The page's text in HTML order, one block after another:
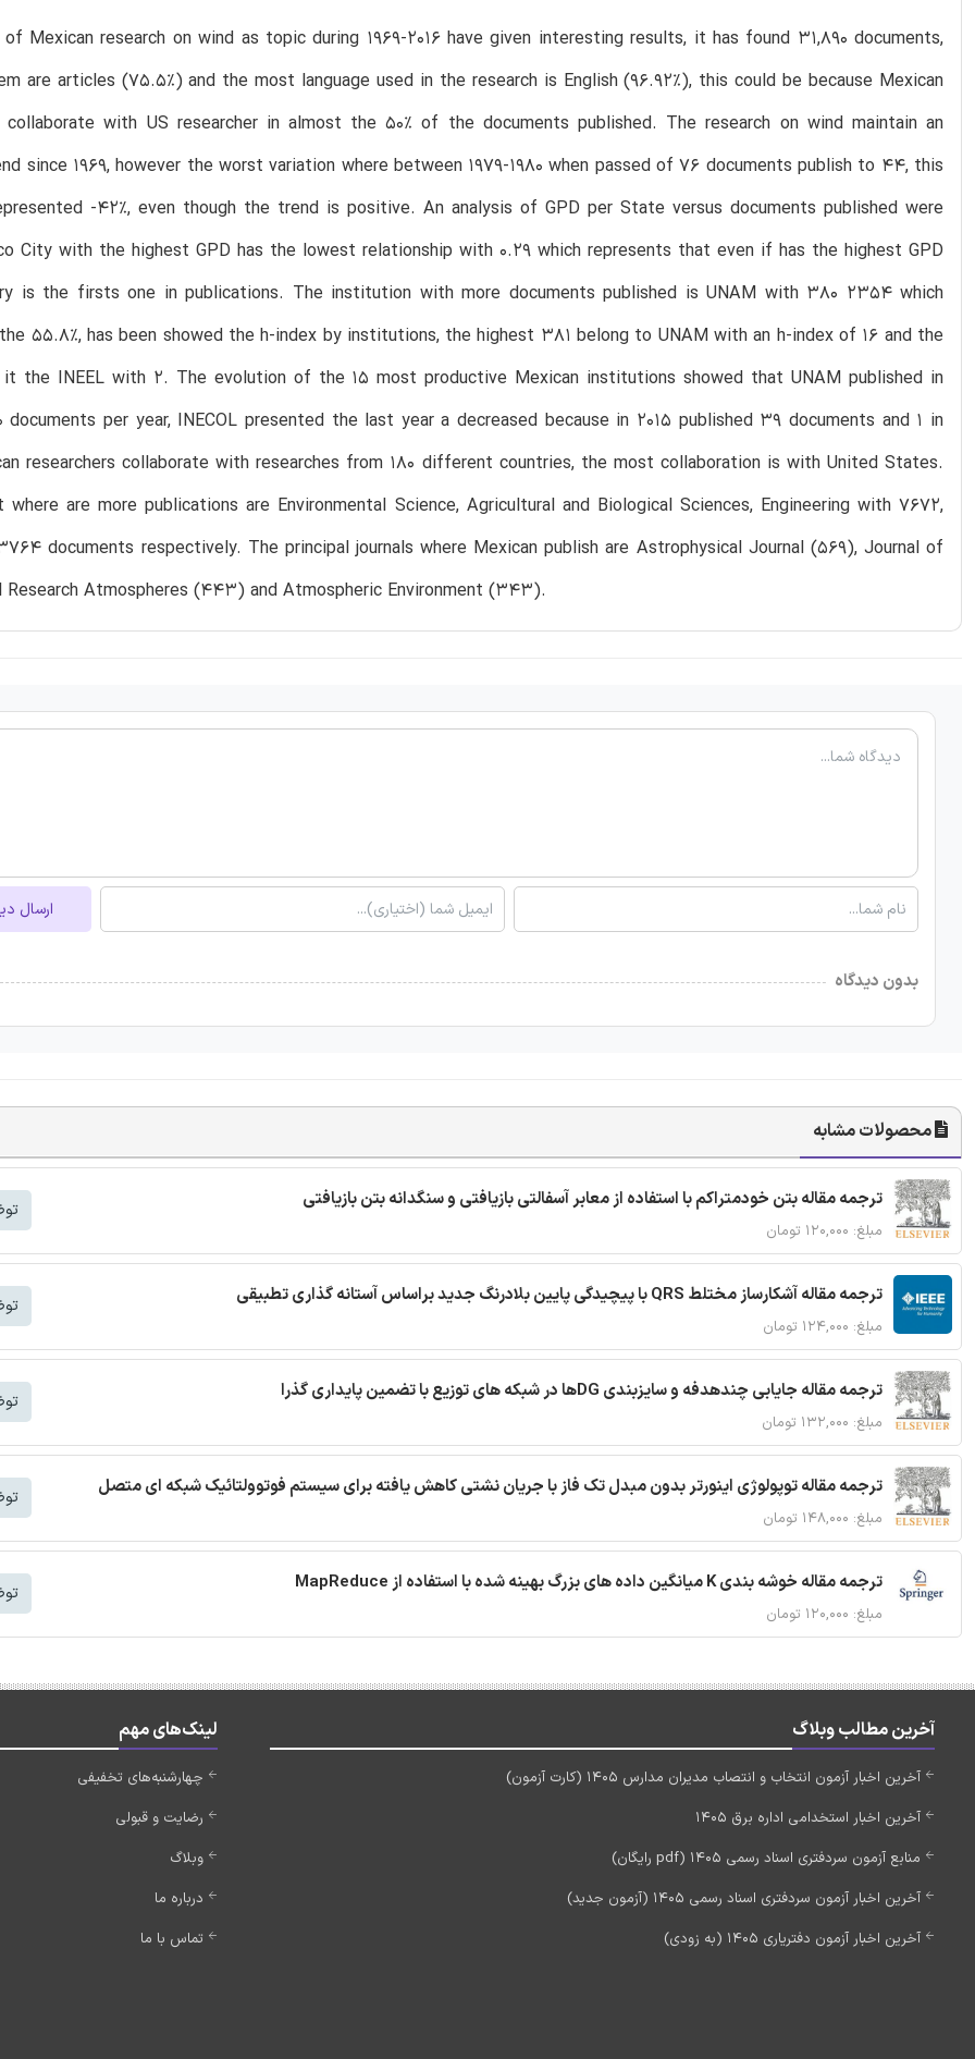
Mexican research on wind as topic during 1969-2016 have given interesting results, it has found 31,890 documents,
are articles (75.5%) and the most language used in the research is English (96.92%), this could be because Mexican
collaborate with US researcher in almost the 50% of the documents published. The research on wind maintain an
since 1969, however the worst variation where between 1979-1980 when passed of 76 documents publish to 44, this
-42%, even though the trend is positive. An analysis of GPD per State versus documents published were
City with the highest GPD has the lowest relationship with 0.29 which represents that even if has the highest GPD
is the firsts one in publications. The institution with more documents published is UNAM with 380 2354 which
55.8%, has been showed the h-index by institutions, the highest 381 belong to UNAM with an h-index of 16 and the
the INEEL with 2. The evolution of the 15 most productive Mexican institutions showed that UNAM published in
documents per year, INECOL presented the last year a decreased because in 2015 published 39 documents and 1 in
researchers collaborate with researches from 180 different countries, the most collaboration is with United States.
where are more publications are Environmental Science, Agricultural and Biological Sciences, Engineering with 7672,
documents respectively. The principal journals where Mexican publish are Astrophysical Journal (569), Journal of
Research Atmospheres (443) and Atmospheric Environment (343).
ارسال
بدون دیدگاه
محصولات مشابه
ترجمه مقاله بتن خودمتراکم با استفاده از معابر آسفالتی بازیافتی و سنگدانه بتن بازیافتی
مبلغ: ۱۲۰,۰۰۰ تومان
ترجمه مقاله آشکارساز مختلط QRS با پیچیدگی پایین بلادرنگ جدید براساس آستانه گذاری تطبیقی
مبلغ: ۱۲۴,۰۰۰ تومان
ترجمه مقاله جایابی چندهدفه و سایزبندی DGها در شبکه های توزیع با تضمین پایداری گذرا
مبلغ: ۱۳۲,۰۰۰ تومان
ترجمه مقاله توپولوژی اینورتر بدون مبدل تک فاز با جریان نشتی کاهش یافته برای سیستم فوتوولتائیک شبکه ای متصل
مبلغ: ۱۴۸,۰۰۰ تومان
ترجمه مقاله خوشه بندی K میانگین داده های بزرگ بهینه شده با استفاده از MapReduce
مبلغ: ۱۲۰,۰۰۰ تومان
آخرین مطالب وبلاگ
آخرین اخبار آزمون انتخاب و انتصاب مدیران مدارس 1405 (کارت آزمون)
آخرین اخبار استخدامی اداره برق 1405
منابع آزمون سردفتری اسناد رسمی 1405 (pdf رایگان)
آخرین اخبار آزمون سردفتری اسناد رسمی 1405 (آزمون جدید)
آخرین اخبار آزمون دفتریاری 1405 (به زودی)
لینک‌های مهم
چهارشنبه‌های تخفیفی
رضایت و قبولی
وبلاگ
درباره ما
تماس با ما